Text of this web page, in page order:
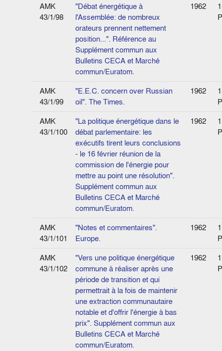
AMK
43/1/98
"Débat énergétique à
l'Assemblée: de nombreux
orateurs prennent nettement
position...". Référence au
Supplément commun aux
Bulletins CECA et Marché
commun/Euratom.
1962
1
AMK
43/1/99
"E.E.C. concern over Russian
oil". The Times.
1962
1
AMK
43/1/100
"La politique énergétique dans le
débat parlementaire: les
exécutifs tirent leurs conclusions
- le 16 février réunion de la
commission de l'énergie pour
mettre au point une résolution".
Supplément commun aux
Bulletins CECA et Marché
commun/Euratom.
1962
1
AMK
43/1/101
"Notes et commentaires".
Europe.
1962
1
AMK
43/1/102
"Vers une politique énergétique
commune à réaliser après une
période de transition et qui
permettrait à la fois de maintenir
une extraction communautaire
notable et d'offrir l'énergie à bas
prix". Supplément commun aux
Bulletins CECA et Marché
commun/Euratom.
1962
1